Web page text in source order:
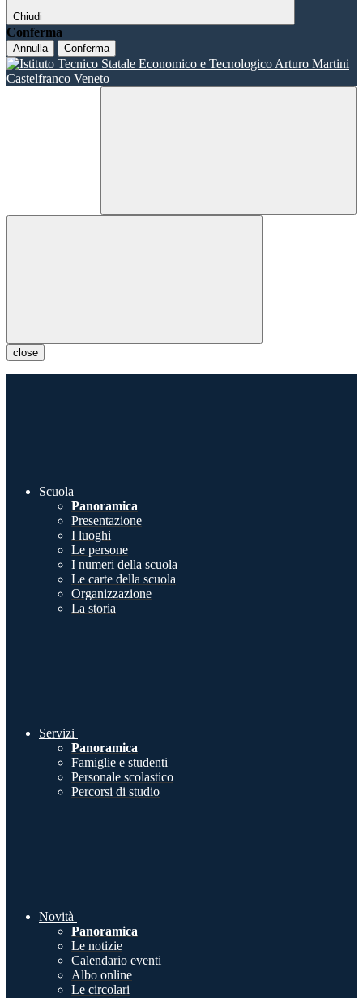
Chiudi
Conferma
Annulla Conferma
close
Scuola
Panoramica
Presentazione
I luoghi
Le persone
I numeri della scuola
Le carte della scuola
Organizzazione
La storia
Servizi
Panoramica
Famiglie e studenti
Personale scolastico
Percorsi di studio
Novità
Panoramica
Le notizie
Calendario eventi
Albo online
Le circolari